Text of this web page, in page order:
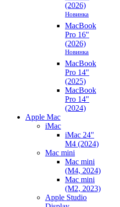
(2026)
Новинка
MacBook
Pro 16"
(2026)
Новинка
MacBook
Pro 14"
(2025)
MacBook
Pro 14"
(2024)
Apple Mac
iMac
iMac 24"
M4 (2024)
Mac mini
Mac mini
(M4, 2024)
Mac mini
(M2, 2023)
Apple Studio